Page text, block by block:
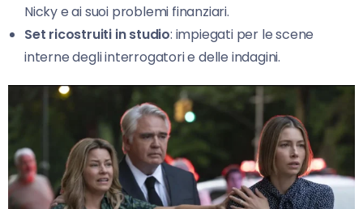
Nicky e ai suoi problemi finanziari.
Set ricostruiti in studio: impiegati per le scene
interne degli interrogatori e delle indagini.